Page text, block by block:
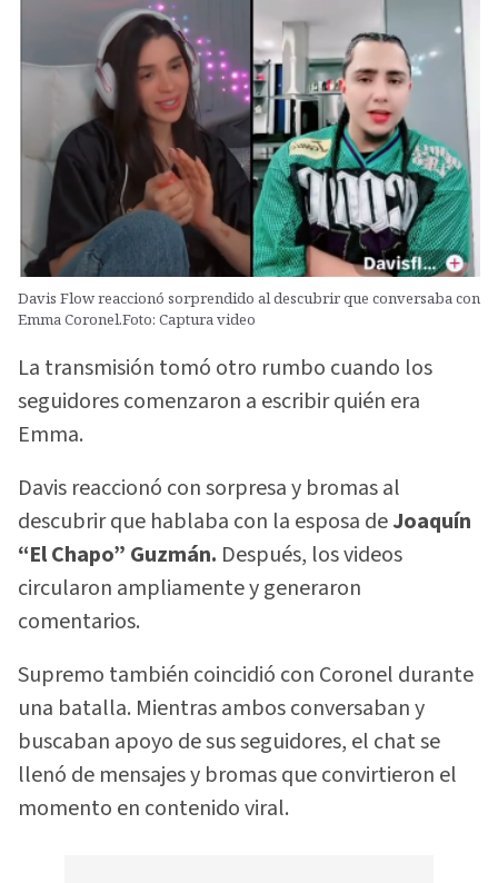
Davis Flow reaccionó sorprendido al descubrir que conversaba con
Emma Coronel.Foto: Captura video
La transmisión tomó otro rumbo cuando los
seguidores comenzaron a escribir quién era
Emma.
Davis reaccionó con sorpresa y bromas al
descubrir que hablaba con la esposa deJoaquín
“El Chapo” Guzmán. Después, los videos
circularon ampliamente y generaron
comentarios.
Supremo también coincidió con Coronel durante
una batalla. Mientras ambos conversaban y
buscaban apoyo de sus seguidores, el chat se
llenó de mensajes y bromas que convirtieron el
momento en contenido viral.